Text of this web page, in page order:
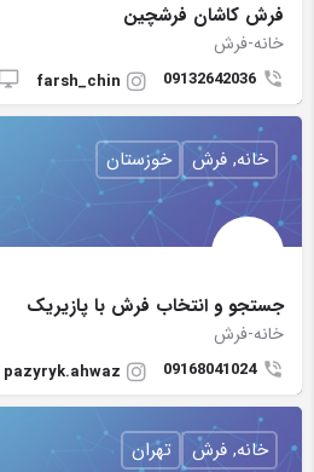
فرش کاشان فرشچین
خانه-فرش
09132642036
farsh_chin
جستجو و انتخاب فرش با پازیریک
خانه-فرش
09168041024
pazyryk.ahwaz
خانه, فرش خوزستان
خانه, فرش تهران